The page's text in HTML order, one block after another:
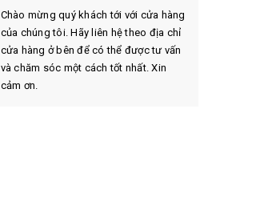
Chào mừng quý khách tới với cửa hàng
của chúng tôi. Hãy liên hệ theo địa chỉ
cửa hàng ở bên để có thể được tư vấn
và chăm sóc một cách tốt nhất. Xin
cảm ơn.